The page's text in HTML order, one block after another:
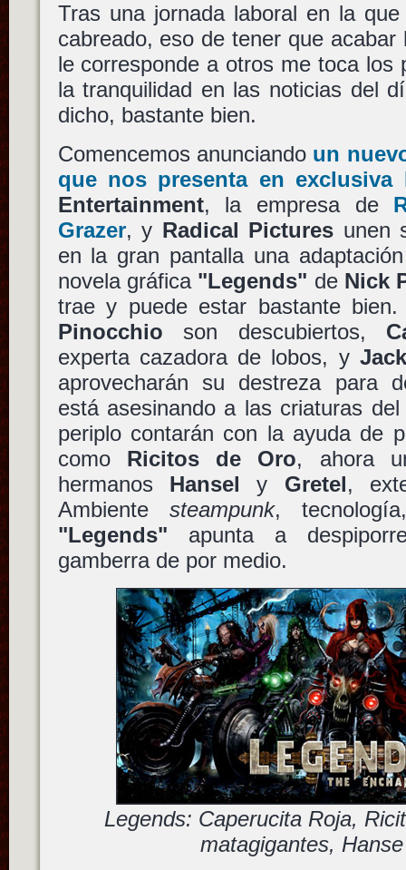
Tras una jornada laboral en la
cabreado, eso de tener que
le corresponde a otros me toca los
la tranquilidad en las noticias del
dicho, bastante bien.
Comencemos anunciando un
que nos presenta en exclusiva
Entertainment, la empresa de
Grazer, y Radical Pictures unen
en la gran pantalla una
novela gráfica "Legends" de Nick
trae y puede estar bastante
Pinocchio son descubiertos,
experta cazadora de lobos, y Jack
aprovecharán su destreza para
está asesinando a las criaturas
periplo contarán con la ayuda de
como Ricitos de Oro, ahora
hermanos Hansel y Gretel,
Ambiente steampunk,
"Legends" apunta a
gamberra de por medio.
Legends: Caperucita Roja,
matagigantes,